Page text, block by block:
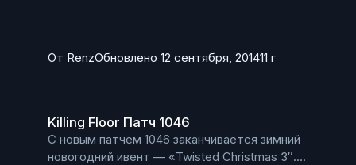
От RenzОбновлено 12 сентября, 201411 г
Killing Floor Патч 1046
С новым патчем 1046 заканчивается зимний
новогодний ивент — «Twisted Christmas 3″.